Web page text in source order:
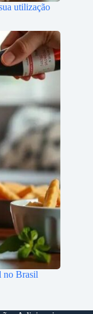
utilização
no Brasil